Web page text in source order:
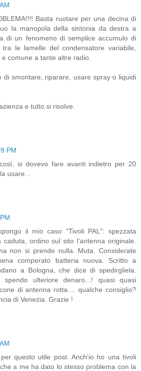
Basta ruotare per una decina di
la manopola della sintonia da destra a
di un fenomeno di semplice accumulo di
le lamelle del condensatore variabile,
comune a tante altre radio.
di smontare, riparare, usare spray o liquidi
e tutto si risolve.
PM
si dovevo fare avanti indietro per 20
usare...
il mio caso "Tivoli PAL": spezzata
caduta, ordino sul sito l'antenna originale.
non si prende nulla. Muta. Considerate
comperato batteria nuova. Scritto a
a Bologna, che dice di spedirgliela.
spendo ulteriore denaro...! quasi quasi
di antenna rotta.... qualche consiglio?
di Venezia. Grazie !
questo utile post. Anch'io ho una tivoli
a me ha dato lo stesso problema con la